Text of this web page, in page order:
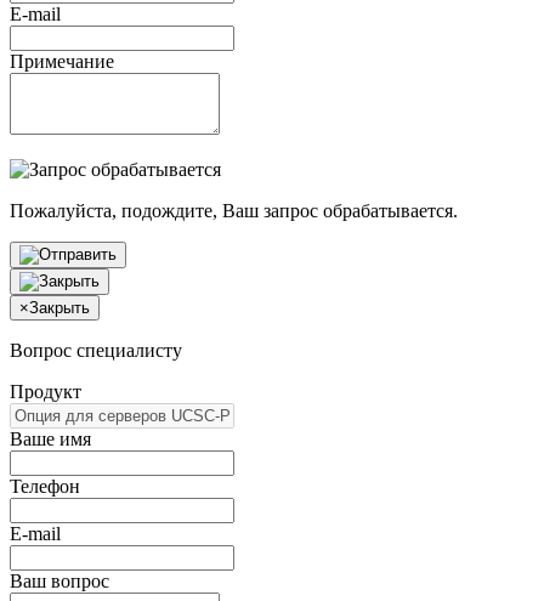
E-mail
Примечание
Пожалуйста, подождите, Ваш запрос обрабатывается.
×Закрыть
Вопрос специалисту
Продукт
Ваше имя
Телефон
E-mail
Ваш вопрос